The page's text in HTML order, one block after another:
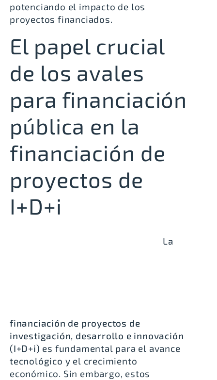
potenciando el impacto de los
proyectos financiados.
El papel crucial
de los avales
para financiación
pública en la
financiación de
proyectos de
I+D+i
La
financiación de proyectos de
investigación, desarrollo e innovación
(I+D+i) es fundamental para el avance
tecnológico y el crecimiento
económico. Sin embargo, estos